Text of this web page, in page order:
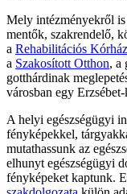
Mely intézményekről is
mentők, szakrendelő,
a Rehabilitációs Kórház
a Szakosított Otthon, a
gotthárdinak
városban egy
A helyi egészségügyi
fényképekkel,
mutathassunk az
elhunyt egészségügyi
fényképeket kaptunk.